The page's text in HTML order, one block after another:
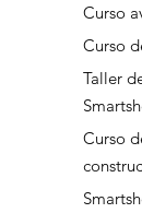
Curso
Curso
Taller
Curso